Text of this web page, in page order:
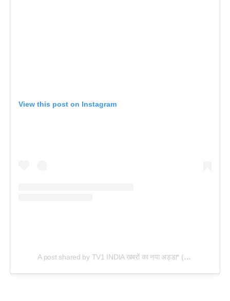
View this post on Instagram
A post shared by TV1 INDIA खबरों का नया अड्डा* (@tv1indialive)